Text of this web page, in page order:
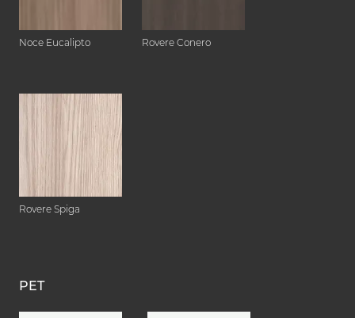
Noce Eucalipto Rovere Conero
Rovere Spiga
PET